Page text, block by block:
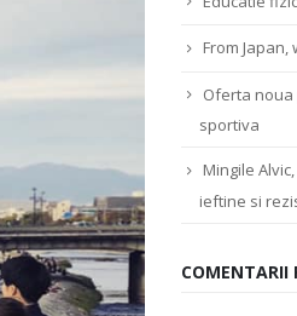
From Japan,
Oferta
sportiva
Mingile
ieftine si
COMENTARII